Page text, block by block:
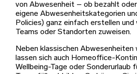
von Abwesenheit – ob bezahlt
eigene Abwesenheitskategorien
Policies) ganz einfach erstellen und
Teams oder Standorten zuweisen.
Neben klassischen Abwesenheiten
lassen sich auch Homeoffice-
Wellbeing-Tage oder Sonderurlaub